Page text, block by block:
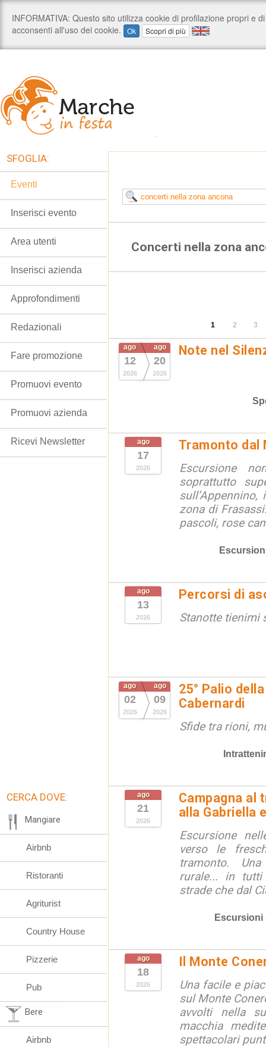
Concerti nella zona
1 2 3
ago
12
2026
ago
20
2026
Note nel
ago
17
2026
Tramonto dal
Escursione
soprattutto
zona di
pascoli, rose
ago
13
2026
Percorsi di
Stanotte tienimi
ago
02
2026
ago
09
2026
25° Palio
Cabernardi
Sfide tra rioni,
ago
21
2026
Campagna al
alla Gabriella
Escursione
verso le
tramonto.
rurale... in
strade che dal
Escursioni
ago
18
2026
Il Monte
Una facile e
sul Monte
avvolti nella
macchia
spettacolari
SFOGLIA:
Eventi
Inserisci evento
Area utenti
Inserisci azienda
Approfondimenti
Redazionali
Fare promozione
Promuovi evento
Promuovi azienda
Ricevi Newsletter
CERCA DOVE:
Mangiare
Airbnb
Ristoranti
Agriturist
Country House
Pizzerie
Pub
Bere
Airbnb